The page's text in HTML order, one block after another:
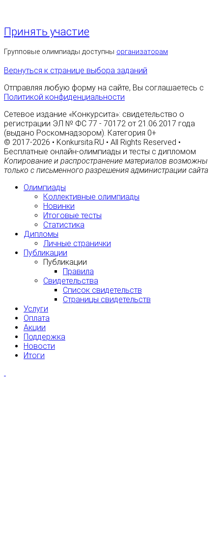
Принять участие
Групповые олимпиады доступны организаторам
Вернуться к странице выбора заданий
Отправляя любую форму на сайте, Вы соглашаетесь с
Политикой конфиденциальности
Сетевое издание «Конкурсита»: свидетельство о
регистрации ЭЛ № ФС 77 - 70172 от 21.06.2017 года
(выдано Роскомнадзором). Категория 0+
© 2017-2026 • Konkursita.RU • All Rights Reserved •
Бесплатные онлайн-олимпиады и тесты с дипломом
Копирование и распространение материалов возможны
только с письменного разрешения администрации сайта
Олимпиады
Коллективные олимпиады
Новинки
Итоговые тесты
Статистика
Дипломы
Личные странички
Публикации
Публикации
Правила
Свидетельства
Список свидетельств
Страницы свидетельств
Услуги
Оплата
Акции
Поддержка
Новости
Итоги